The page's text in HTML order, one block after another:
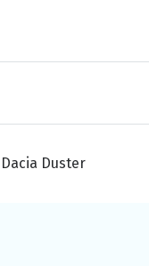
Dacia Duster